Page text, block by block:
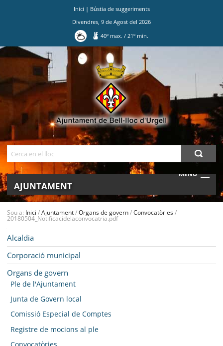
Inici | Bústia de suggeriments
Divendres 9 de Agost del 2026
40º max./ 21º min.
MENU
AJUNTAMENT
BELL-LLOC SOLUCIONA
Sou a: Inici /Ajuntament/Organs de govern/Convocatòries/
20180504_Notificacidelaconvocatria.pdf
Alcaldia
Corporació municipal
Organs de govern
Ple de l'Ajuntament
Junta de Govern local
Comissió Especial de Comptes
Registre de mocions al ple